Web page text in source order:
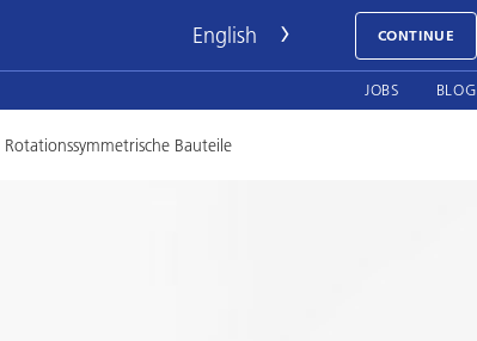
CONTINUE
JOBS BLOG
Rotationssymmetrische Bauteile